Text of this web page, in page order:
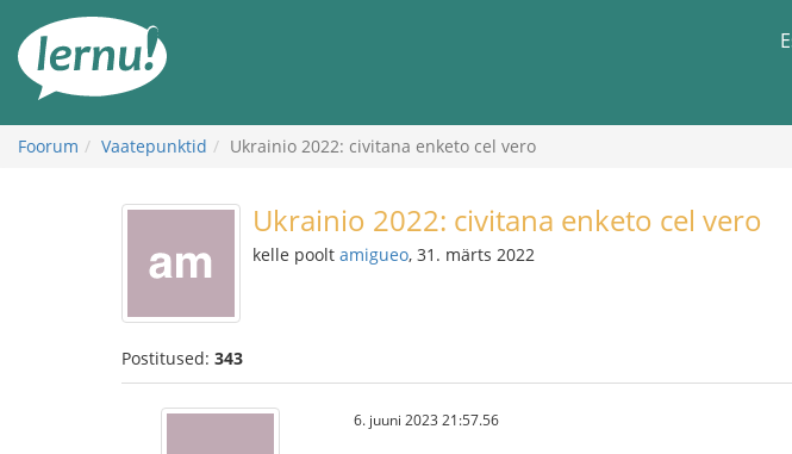
juurde
Foorum Vaatepunktid Ukrainio 2022: civitana enketo cel vero
Ukrainio 2022: civitana enketo cel vero
kelle poolt amigueo, 31. märts 2022
Postitused: 343
6. juuni 2023 21:57.56